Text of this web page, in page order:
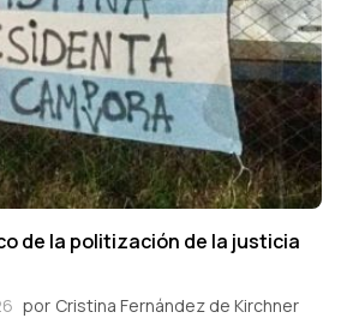
de la politización de la justicia
por Cristina Fernández de Kirchner